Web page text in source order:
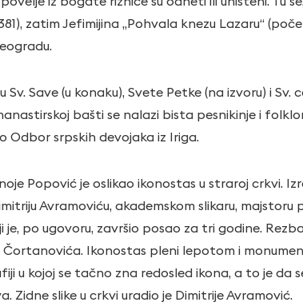
zatim Jefimijina „Pohvala knezu Lazaru“
Sv. Save (u konaku), Svete Petke (na izvoru) i
bašti se nalazi bista pesnikinje i
Odbor srpskih devojaka iz Iriga.
Popović je oslikao ikonostas u straroj crkvi.
Avramoviću, akademskom slikaru,
je, po ugovoru, završio posao za tri godine.
Ikonostas pleni lepotom i
u kojoj se tačno zna redosled ikona, a to je da
Zidne slike u crkvi uradio je Dimitrije Avramović.